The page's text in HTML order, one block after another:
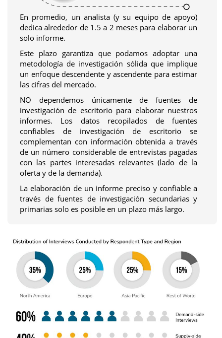
En promedio, un analista (y su equipo de apoyo)
dedica alrededor de 1.5 a 2 meses para elaborar un
solo informe.
Este plazo garantiza que podamos adoptar una
metodología de investigación sólida que implique
un enfoque descendente y ascendente para estimar
las cifras del mercado.
NO dependemos únicamente de fuentes de
investigación de escritorio para elaborar nuestros
informes. Los datos recopilados de fuentes
confiables de investigación de escritorio se
complementan con información obtenida a través
de un número considerable de entrevistas pagadas
con las partes interesadas relevantes (lado de la
oferta y de la demanda).
La elaboración de un informe preciso y confiable a
través de fuentes de investigación secundarias y
primarias solo es posible en un plazo más largo.